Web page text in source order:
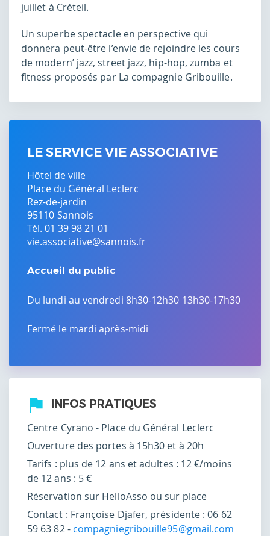
juillet à Créteil.
Un superbe spectacle en perspective qui
donnera peut-être l’envie de rejoindre les cours
de modern’ jazz, street jazz, hip-hop, zumba et
fitness proposés par La compagnie Gribouille.
LE SERVICE VIE ASSOCIATIVE
Hôtel de ville
Place du Général Leclerc
Rez-de-jardin
95110 Sannois
Tél. 01 39 98 21 01
vie.associative@sannois.fr
Accueil du public
Du lundi au vendredi 8h30-12h30 13h30-17h30
Fermé le mardi après-midi
INFOS PRATIQUES
Centre Cyrano - Place du Général Leclerc
Ouverture des portes à 15h30 et à 20h
Tarifs : plus de 12 ans et adultes : 12 €/moins
de 12 ans : 5 €
Réservation sur HelloAsso ou sur place
Contact : Françoise Djafer, présidente : 06 62
59 63 82 - compagniegribouille95@gmail.com